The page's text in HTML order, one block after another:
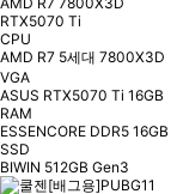
RTX5070 Ti
CPU
AMD R7 5세대 7800X3D
VGA
ASUS RTX5070 Ti 16GB
RAM
ESSENCORE DDR5 16GB
SSD
BIWIN 512GB Gen3